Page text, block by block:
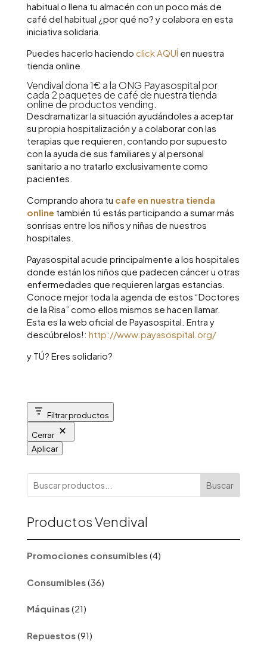
habitual o llena tu almacén con un poco más de
café del habitual ¿por qué no? y colabora en esta
iniciativa solidaria.
Puedes hacerlo haciendo click AQUÍen nuestra
tienda online.
Vendival dona 1€ a la ONG Payasospital por
cada 2 paquetes de café de nuestra tienda
online de productos vending.
Desdramatizar la situación ayudándoles a aceptar
su propia hospitalización y a colaborar con las
terapias que requieren, contando por supuesto
con la ayuda de sus familiares y al personal
sanitario a no tratarlo exclusivamente como
pacientes.
Comprando ahora tu cafe en nuestra tienda
online también tú estás participando a sumar más
sonrisas entre los niños y niñas de nuestros
hospitales.
Payasospital acude principalmente a los hospitales
donde están los niños que padecen cáncer u otras
enfermedades que requieren largas estancias.
Conoce mejor toda la agenda de estos “Doctores
de la Risa” como ellos mismos se hacen llamar.
Esta es la web oficial de Payasospital. Entra y
descúbrelos!: http://www.payasospital.org/
y TÚ? Eres solidario?
Filtrar productos
Cerrar
Aplicar
Buscar
Productos Vendival
Promociones consumibles 44
productos
Consumibles 36
productos
Máquinas 2121
productos
Repuestos 91
productos